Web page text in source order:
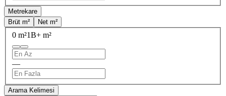
Metrekare
Brüt m²
Net m²
0 m²1B+ m²
—
Arama Kelimesi